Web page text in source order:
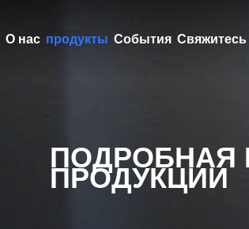
О нас продукты События
ПОДРОБНАЯ
ПРОДУКЦИИ